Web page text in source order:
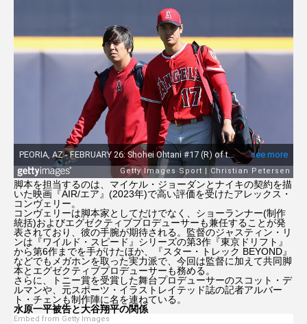
シャーリーズ・セロン
ジュラシック・ワールド ジュリア・ロバーツ
ジョセフ・クイン ジョニー・デップ
ジョン・ウィック ジョン・バーンサル
シンシア・エリヴォ スカーレット・ヨハンソン
ストレンジャー・シングス5 スパイダーマン
セイディー・シンク ゼンデイヤ
ダークナイト ライジング タイタニック
ティモシー・シャラメ トーマシン・マッケンジー
トイ・ストーリー5 トム・クルーズ
脚本を担当するのは、マイケル・ジョーダンとナイキの契約を描
いた映画『AIR/エア』(2023年)で高い評価を受けたアレックス・
コンヴェリー。
コンヴェリーは脚本家としてだけでなく、ショーランナー(制作
統括)およびエグゼクティブプロデューサーも兼任することが発
表されており、彼の手腕が期待される。監督のジャスティン・リ
ンは『ワイルド・スピード』シリーズの第3作『東京ドリフト』
から第6作までを手がけたほか、『スター・トレック BEYOND』
などでもメガホンを取った実力派で、今回は監督に加えて共同脚
本とエグゼクティブプロデューサーも務める。
さらに、トニー賞を受賞した舞台プロデューサーのスコット・デ
ルマンや、元スポーツ・イラストレイテッド誌の記者アルバー
ト・チェンも制作陣に名を連ねている。
水原一平被告と大谷翔平の関係
Embed from Getty Images